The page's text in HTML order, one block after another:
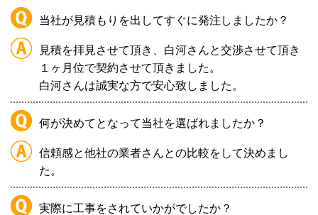
当社が見積もりを出してすぐに発注しましたか？
見積を拝見させて頂き、白河さんと交渉させて頂き
１ヶ月位で契約させて頂きました。
白河さんは誠実な方で安心致しました。
何が決めてとなって当社を選ばれましたか？
信頼感と他社の業者さんとの比較をして決めまし
た。
実際に工事をされていかがでしたか？